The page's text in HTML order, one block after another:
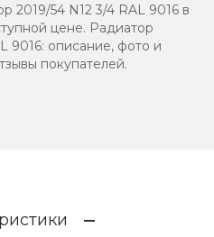
2019/54 N12 3/4 RAL 9016 в
цене. Радиатор
9016: описание, фото и
покупателей.